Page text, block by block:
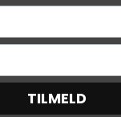
TILMELD